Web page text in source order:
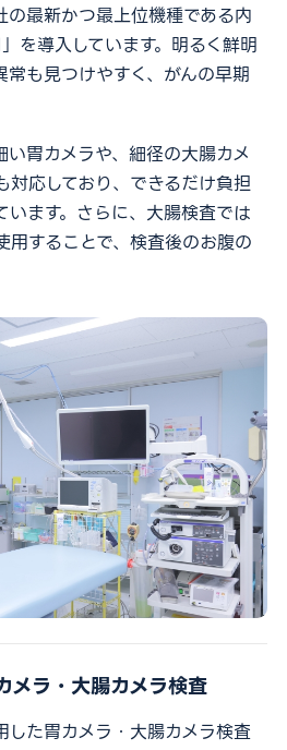
最新かつ最上位機種である内
を導入しています。明るく鮮明
も見つけやすく、がんの早期
胃カメラや、細径の大腸カメ
対応しており、できるだけ負担
ます。さらに、大腸検査では
用することで、検査後のお腹の
メラ・大腸カメラ検査
た胃カメラ・大腸カメラ検査